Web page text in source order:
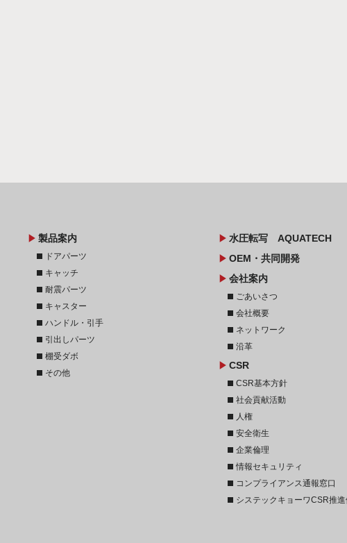
play_arrow 製品案内
stop ドアパーツ
stop キャッチ
stop 耐震パーツ
stop キャスター
stop ハンドル・引手
stop 引出しパーツ
stop 棚受ダボ
stop その他
play_arrow 水圧転写 AQUATECH
play_arrow OEM・共同開発
play_arrow 会社案内
stop ごあいさつ
stop 会社概要
stop ネットワーク
stop 沿革
play_arrow CSR
stop CSR基本方針
stop 社会貢献活動
stop 人権
stop 安全衛生
stop 企業倫理
stop情報セキュリティ
stop コンプライアンス通報窓口
stop システックキョーワCSR推進